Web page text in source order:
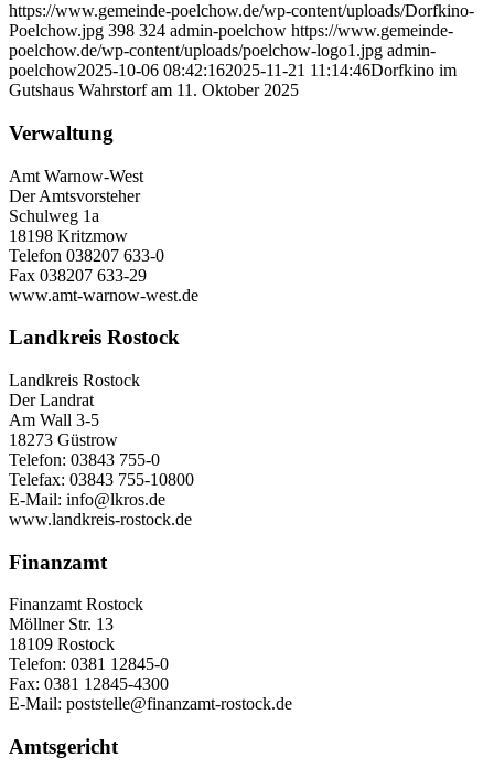
https://www.gemeinde-poelchow.de/wp-content/uploads/Dorfkino-
Poelchow.jpg 398 324 admin-poelchow https://www.gemeinde-
poelchow.de/wp-content/uploads/poelchow-logo1.jpg admin-
poelchow2025-10-06 08:42:162025-11-21 11:14:46Dorfkino im
Gutshaus Wahrstorf am 11. Oktober 2025
Verwaltung
Amt Warnow-West
Der Amtsvorsteher
Schulweg 1a
18198 Kritzmow
Telefon 038207 633-0
Fax 038207 633-29
www.amt-warnow-west.de
Landkreis Rostock
Landkreis Rostock
Der Landrat
Am Wall 3-5
18273 Güstrow
Telefon: 03843 755-0
Telefax: 03843 755-10800
E-Mail: info@lkros.de
www.landkreis-rostock.de
Finanzamt
Finanzamt Rostock
Möllner Str. 13
18109 Rostock
Telefon: 0381 12845-0
Fax: 0381 12845-4300
E-Mail: poststelle@finanzamt-rostock.de
Amtsgericht